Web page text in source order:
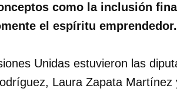
como la inclusión
el espíritu emprendedor.
Unidas estuvieron las
Laura Zapata